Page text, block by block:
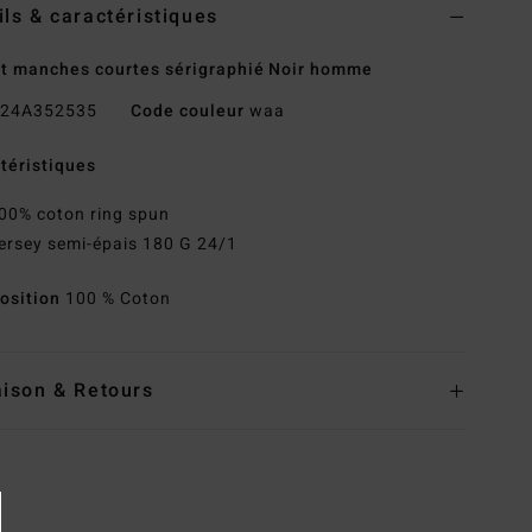
& caractéristiques
manches courtes sérigraphié Noir homme
24A352535 Code couleur waa
coton ring spun
semi-épais 180 G 24/1
100 % Coton
& Retours